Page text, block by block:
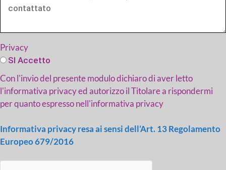
Privacy
SI Accetto
Con l'invio del presente modulo dichiaro di aver letto
l'informativa privacy ed autorizzo il Titolare a rispondermi
per quanto espresso nell'informativa privacy
Informativa privacy resa ai sensi dell’Art. 13 Regolamento
Europeo 679/2016